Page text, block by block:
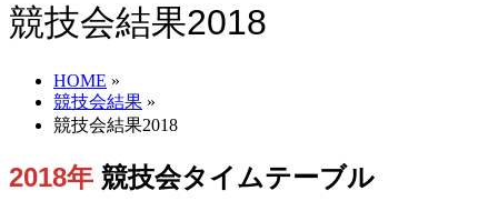
競技会結果2018
HOME »
競技会結果 »
競技会結果2018
2018年 競技会タイムテーブル